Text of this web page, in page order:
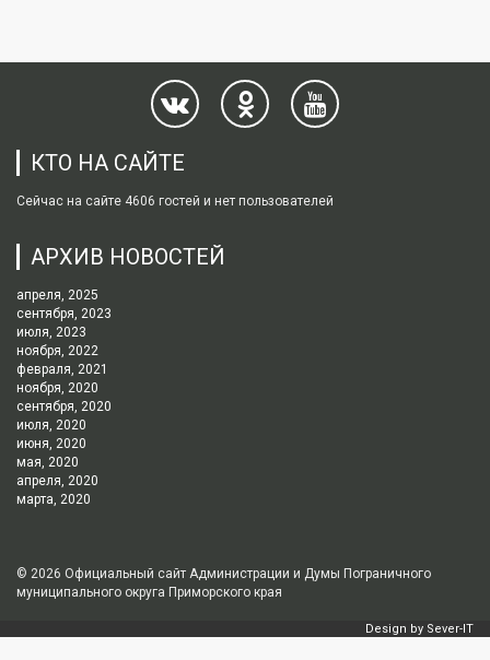
КТО НА САЙТЕ
Сейчас на сайте 4606 гостей и нет пользователей
АРХИВ НОВОСТЕЙ
апреля, 2025
сентября, 2023
июля, 2023
ноября, 2022
февраля, 2021
ноября, 2020
сентября, 2020
июля, 2020
июня, 2020
мая, 2020
апреля, 2020
марта, 2020
© 2026 Официальный сайт Администрации и Думы Пограничного
муниципального округа Приморского края
Design by Sever-IT